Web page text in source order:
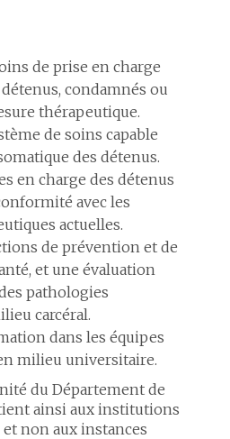
de prise en charge
condamnés ou
thérapeutique.
de soins capable
des détenus.
en charge des détenus
avec les
actuelles.
de prévention et de
et une évaluation
pathologies
carcéral.
dans les équipes
milieu universitaire.
du Département de
ainsi aux institutions
non aux instances